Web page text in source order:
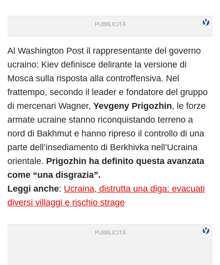
Al Washington Post il rappresentante del governo
ucraino: Kiev definisce delirante la versione di
Mosca sulla risposta alla controffensiva. Nel
frattempo, secondo il leader e fondatore del gruppo
di mercenari Wagner, Yevgeny Prigozhin, le forze
armate ucraine stanno riconquistando terreno a
nord di Bakhmut e hanno ripreso il controllo di una
parte dell’insediamento di Berkhivka nell’Ucraina
orientale. Prigozhin ha definito questa avanzata
come “una disgrazia”.
Leggi anche: Ucraina, distrutta una diga: evacuati
diversi villaggi e rischio strage